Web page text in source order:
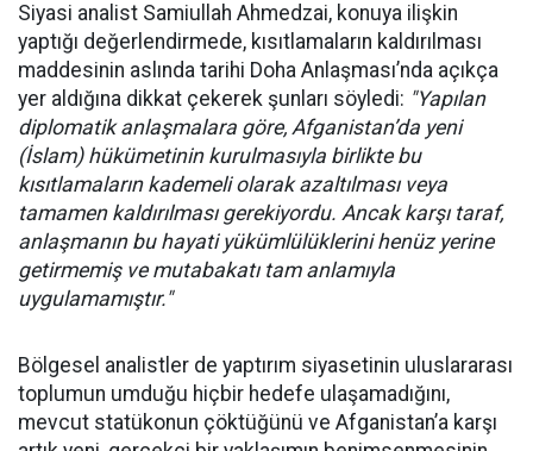
Siyasi analist Samiullah Ahmedzai, konuya ilişkin
yaptığı değerlendirmede, kısıtlamaların kaldırılması
maddesinin aslında tarihi Doha Anlaşması’nda açıkça
yer aldığına dikkat çekerek şunları söyledi: "Yapılan
diplomatik anlaşmalara göre, Afganistan’da yeni
(İslam) hükümetinin kurulmasıyla birlikte bu
kısıtlamaların kademeli olarak azaltılması veya
tamamen kaldırılması gerekiyordu. Ancak karşı taraf,
anlaşmanın bu hayati yükümlülüklerini henüz yerine
getirmemiş ve mutabakatı tam anlamıyla
uygulamamıştır."
Bölgesel analistler de yaptırım siyasetinin uluslararası
toplumun umduğu hiçbir hedefe ulaşamadığını,
mevcut statükonun çöktüğünü ve Afganistan’a karşı